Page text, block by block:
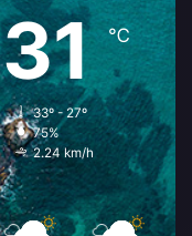
31℃
33º - 27º
75%
2.24 km/h